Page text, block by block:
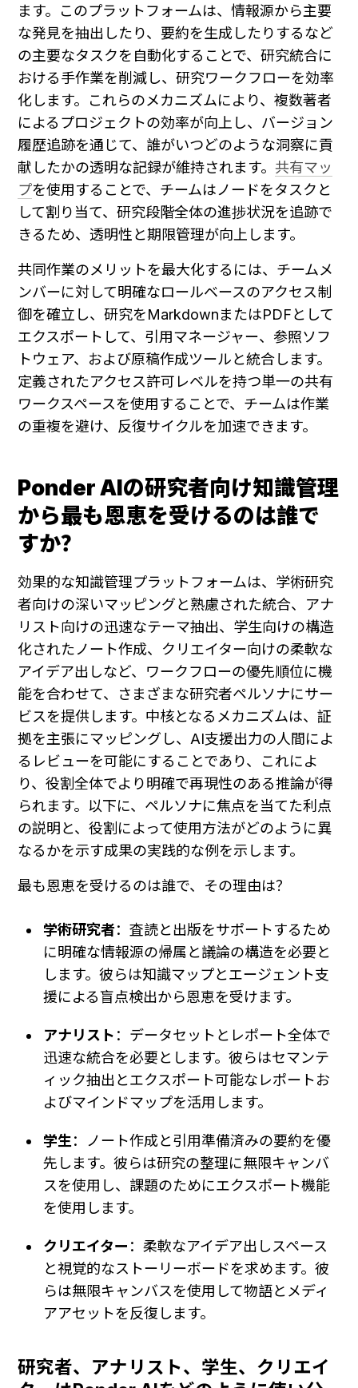
ます。このプラットフォームは、情報源から主要
な発見を抽出したり、要約を生成したりするなど
の主要なタスクを自動化することで、研究統合に
おける手作業を削減し、研究ワークフローを効率
化します。これらのメカニズムにより、複数著者
によるプロジェクトの効率が向上し、バージョン
履歴追跡を通じて、誰がいつどのような洞察に貢
献したかの透明な記録が維持されます。 共有マッ
プを使用することで、チームはノードをタスクと
して割り当て、研究段階全体の進捗状況を追跡で
きるため、透明性と期限管理が向上します。
共同作業のメリットを最大化するには、チームメ
ンバーに対して明確なロールベースのアクセス制
御を確立し、研究をMarkdownまたはPDFとして
エクスポートして、引用マネージャー、参照ソフ
トウェア、および原稿作成ツールと統合します。
定義されたアクセス許可レベルを持つ単一の共有
ワークスペースを使用することで、チームは作業
の重複を避け、反復サイクルを加速できます。
Ponder AIの研究者向け知識管理
から最も恩恵を受けるのは誰で
すか？
効果的な知識管理プラットフォームは、学術研究
者向けの深いマッピングと熟慮された統合、アナ
リスト向けの迅速なテーマ抽出、学生向けの構造
化されたノート作成、クリエイター向けの柔軟な
アイデア出しなど、ワークフローの優先順位に機
能を合わせて、さまざまな研究者ペルソナにサー
ビスを提供します。中核となるメカニズムは、証
拠を主張にマッピングし、AI支援出力の人間によ
るレビューを可能にすることであり、これによ
り、役割全体でより明確で再現性のある推論が得
られます。以下に、ペルソナに焦点を当てた利点
の説明と、役割によって使用方法がどのように異
なるかを示す成果の実践的な例を示します。
最も恩恵を受けるのは誰で、その理由は？
学術研究者：査読と出版をサポートするため
に明確な情報源の帰属と議論の構造を必要と
します。彼らは知識マップとエージェント支
援による盲点検出から恩恵を受けます。
アナリスト ：データセットとレポート全体で
迅速な統合を必要とします。彼らはセマンテ
ィック抽出とエクスポート可能なレポートお
よびマインドマップを活用します。
学生：ノート作成と引用準備済みの要約を優
先します。彼らは研究の整理に無限キャンバ
スを使用し、課題のためにエクスポート機能
を使用します。
クリエイター ：柔軟なアイデア出しスペース
と視覚的なストーリーボードを求めます。彼
らは無限キャンバスを使用して物語とメディ
アアセットを反復します。
研究者、アナリスト、学生、クリエイ